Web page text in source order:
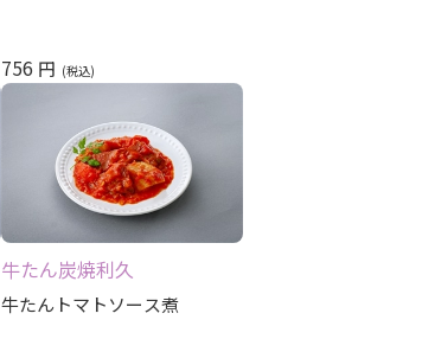
756 円
牛たん炭焼利久
牛たんトマトソース煮